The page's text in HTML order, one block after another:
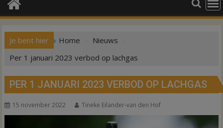
Je bent hier Home
Nieuws
Per 1 januari 2023 verbod op lachgas
PER 1 JANUARI 2023 VERBOD OP LACHGAS
15 november 2022 Tineke Eilander-van den Hof